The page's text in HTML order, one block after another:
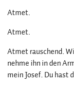
Atmet.
Atmet.
Atmet rauschend.
nehme ihn in den
mein Josef. Du hast